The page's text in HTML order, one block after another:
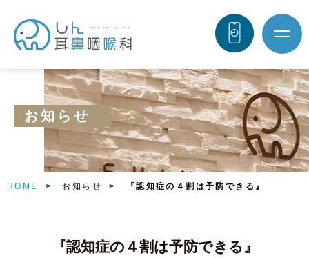
お知らせ
HOME > お知らせ > 『認知症の４割は予防できる』
『認知症の４割は予防できる』